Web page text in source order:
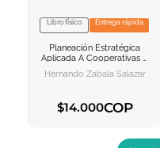
VER INFORMACION
AGREGAR AL
Libro físico Entrega rápida
Planeación Estratégica
Aplicada A Cooperativas Y
Demás Formas Asociativas
Y Solidarias
Hernando Zabala Salazar
$14.000COP
AGREGAR AL CARRITO